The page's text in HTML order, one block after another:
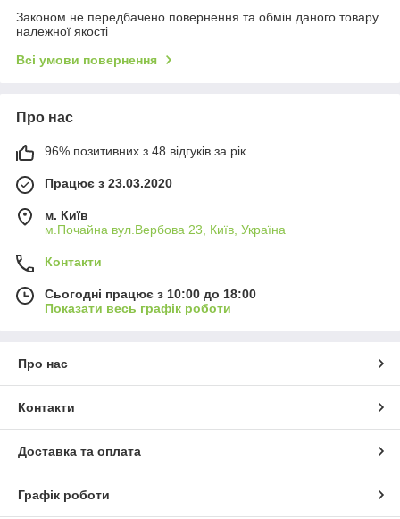
Законом не передбачено повернення та обмін даного товару
належної якості
Всі умови повернення
Про нас
96% позитивних з 48 відгуків за рік
Працює з 23.03.2020
м. Київ
м.Почайна вул.Вербова 23, Київ, Україна
Контакти
Сьогодні працює з 10:00 до 18:00
Показати весь графік роботи
Про нас
Контакти
Доставка та оплата
Графік роботи